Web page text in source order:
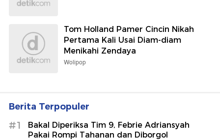
Tom Holland Pamer Cincin Nikah
Pertama Kali Usai Diam-diam
Menikahi Zendaya
Wolipop
Berita Terpopuler
#1
Bakal Diperiksa Tim 9, Febrie Adriansyah
Pakai Rompi Tahanan dan Diborgol